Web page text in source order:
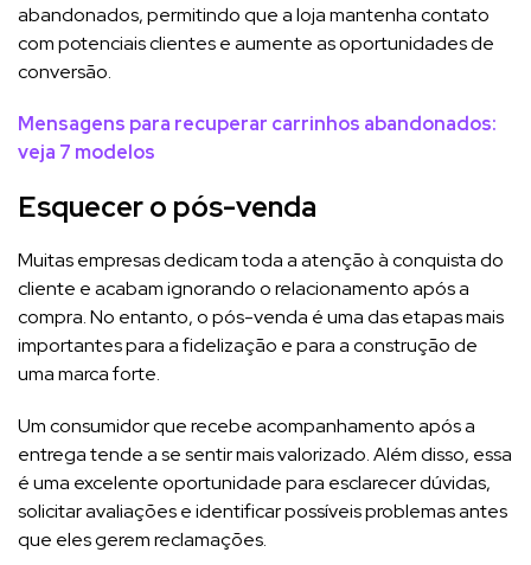
abandonados, permitindo que a loja mantenha contato
com potenciais clientes e aumente as oportunidades de
conversão.
Mensagens para recuperar carrinhos abandonados:
veja 7 modelos
Esquecer o pós-venda
Muitas empresas dedicam toda a atenção à conquista do
cliente e acabam ignorando o relacionamento após a
compra. No entanto, o pós-venda é uma das etapas mais
importantes para a fidelização e para a construção de
uma marca forte.
Um consumidor que recebe acompanhamento após a
entrega tende a se sentir mais valorizado. Além disso, essa
é uma excelente oportunidade para esclarecer dúvidas,
solicitar avaliações e identificar possíveis problemas antes
que eles gerem reclamações.